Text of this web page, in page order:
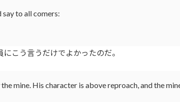
say to all comers:
こう言うだけでよかったのだ。
mine. His character is above reproach, and the